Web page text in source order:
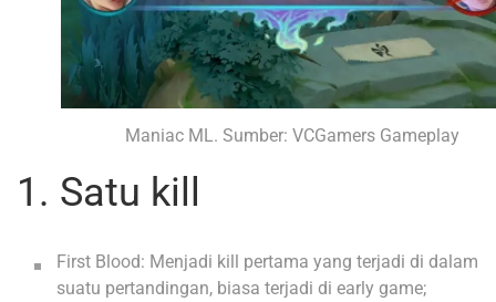
Maniac ML. Sumber: VCGamers Gameplay
1. Satu kill
First Blood: Menjadi kill pertama yang terjadi di dalam
suatu pertandingan, biasa terjadi di early game;